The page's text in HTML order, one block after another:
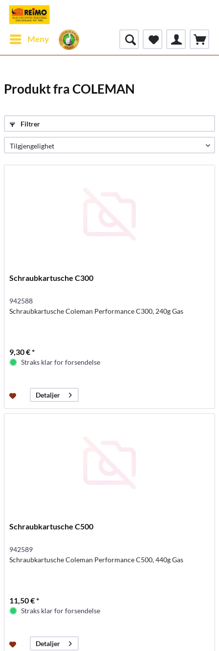
Meny
Produkt fra COLEMAN
Filtrer
Schraubkartusche C300
942588
Schraubkartusche Coleman Performance C300, 240g Gas
9,30 € *
Straks klar for forsendelse
Detaljer
Schraubkartusche C500
942589
Schraubkartusche Coleman Performance C500, 440g Gas
11,50 € *
Straks klar for forsendelse
Detaljer